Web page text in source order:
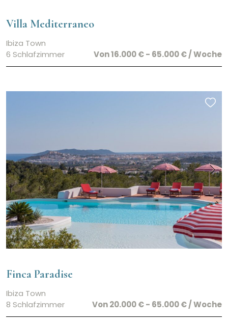
Villa Mediterraneo
Ibiza Town
6 Schlafzimmer
Von 16.000 € - 65.000 € / Woche
Finca Paradise
Ibiza Town
8 Schlafzimmer
Von 20.000 € - 65.000 € / Woche